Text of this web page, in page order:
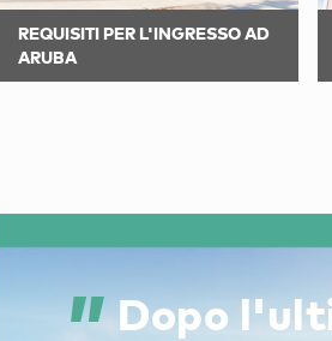
REQUISITI PER L'INGRESSO AD
ARUBA
Dopo